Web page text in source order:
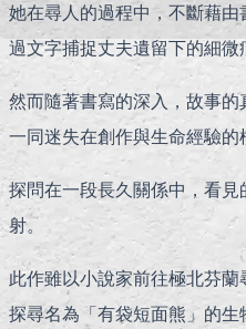
她在尋人的過程中，不斷藉
過文字捕捉丈夫遺留下的細微
然而隨著書寫的深入，故事
一同迷失在創作與生命經驗的
探問在一段長久關係中，看
射。
此作雖以小說家前往極北芬
探尋名為「有袋短面熊」的生